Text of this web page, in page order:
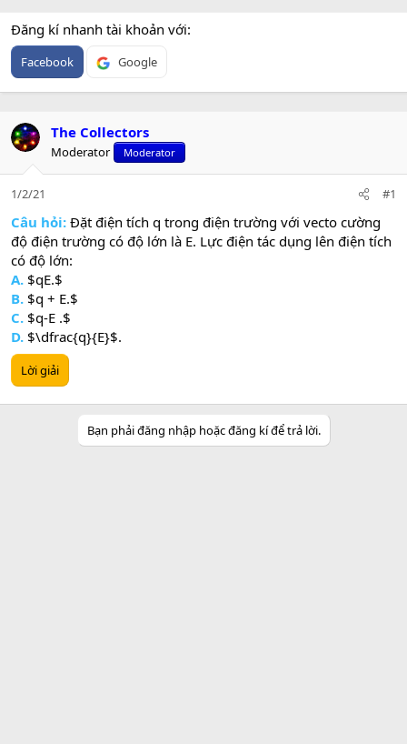
Đăng kí nhanh tài khoản với
Facebook Google
The Collectors
Moderator Moderator
1/2/21 #1
Câu hỏi: Đặt điện tích q trong điện trường với vecto cường
độ điện trường có độ lớn là E. Lực điện tác dụng lên điện tích
có độ lớn:
A. $qE.$
B. $q + E.$
C. $q-E .$
D. $\dfrac{q}{E}$.
Lời giải
Bạn phải đăng nhập hoặc đăng kí để trả lời.